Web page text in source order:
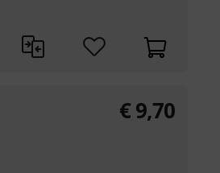
€9,70